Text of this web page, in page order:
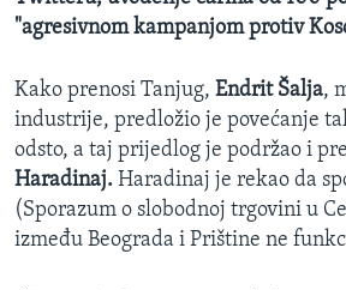
"agresivnom kampanjom protiv
Kako prenosi Tanjug, Endrit Šalja,
industrije, predložio je povećanje
odsto, a taj prijedlog je podržao i
Haradinaj. Haradinaj je rekao da
(Sporazum o slobodnoj trgovini u
između Beograda i Prištine ne